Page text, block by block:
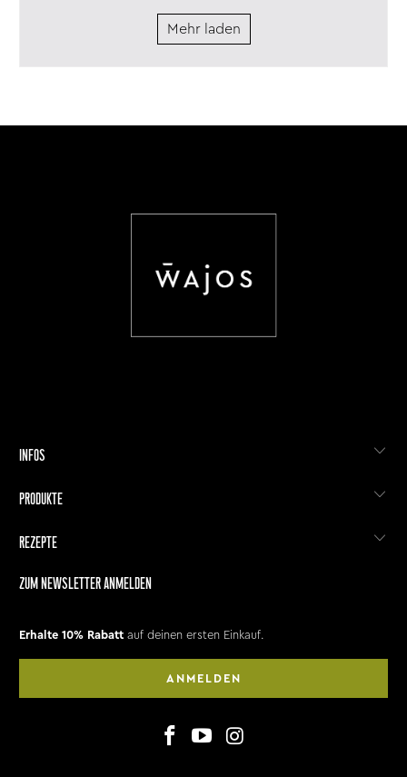
Mehr laden
INFOS
PRODUKTE
REZEPTE
ZUM NEWSLETTER ANMELDEN
Erhalte 10% Rabatt auf deinen ersten Einkauf.
ANMELDEN